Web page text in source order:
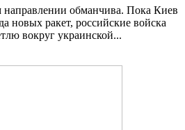
обманчива. Пока Киев
новых ракет, российские войска
вокруг украинской...